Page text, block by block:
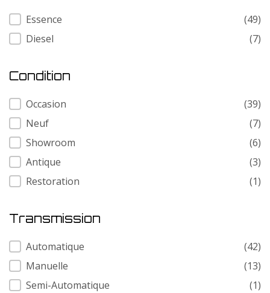
Carburant
Essence
(49)
Diesel
(7)
Condition
Condition
Occasion
(39)
Neuf
(7)
Showroom
(6)
Antique
(3)
Restoration
(1)
Transmission
Transmission
Automatique
(42)
Manuelle
(13)
Semi-Automatique
(1)